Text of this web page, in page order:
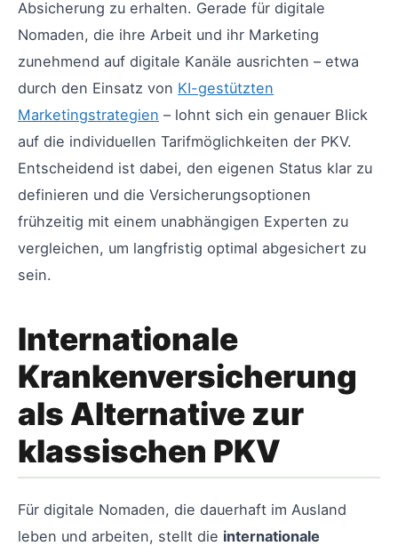
Absicherung zu erhalten. Gerade für digitale
Nomaden, die ihre Arbeit und ihr Marketing
zunehmend auf digitale Kanäle ausrichten – etwa
durch den Einsatz von KI-gestützten
Marketingstrategien – lohnt sich ein genauer Blick
auf die individuellen Tarifmöglichkeiten der PKV.
Entscheidend ist dabei, den eigenen Status klar zu
definieren und die Versicherungsoptionen
frühzeitig mit einem unabhängigen Experten zu
vergleichen, um langfristig optimal abgesichert zu
sein.
Internationale
Krankenversicherung
als Alternative zur
klassischen PKV
Für digitale Nomaden, die dauerhaft im Ausland
leben und arbeiten, stellt die internationale